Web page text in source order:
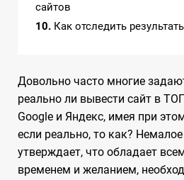
сайтов
10 Как отследить
Довольно часто многие
реально ли вывести сайт в
Google и Яндекс, имея при
если реально, то как?
утверждает, что обладает
временем и желанием,